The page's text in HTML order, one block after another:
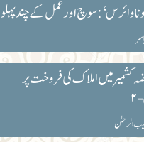
وائرس‘:سوچ اور عمل کے چند پہلو
کشمیر میں املاک کی فروخت پر
الرحمٰن